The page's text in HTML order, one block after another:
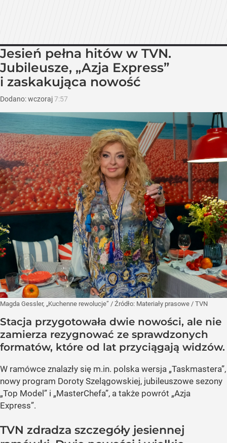
Jesień pełna hitów w TVN.
Jubileusze, „Azja Express”
i zaskakująca nowość
Dodano:wczoraj7:57
Magda Gessler, „Kuchenne rewolucje” / Źródło: Materiały prasowe / TVN
Stacja przygotowała dwie nowości, ale nie
zamierza rezygnować ze sprawdzonych
formatów, które od lat przyciągają widzów.
W ramówce znalazły się m.in. polska wersja „Taskmastera”,
nowy program Doroty Szelągowskiej, jubileuszowe sezony
„Top Model” i „MasterChefa”, a także powrót „Azja
Express”.
TVN zdradza szczegóły jesiennej